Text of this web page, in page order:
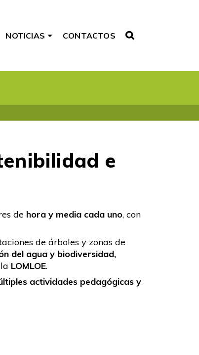
NOTICIAS CONTACTOS
e
de hora y media cada uno, con
de árboles y zonas de
del agua y biodiversidad,
LOMLOE.
actividades pedagógicas y